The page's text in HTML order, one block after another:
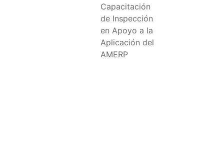
Capacitación
de Inspección
en Apoyo a la
Aplicación del
AMERP